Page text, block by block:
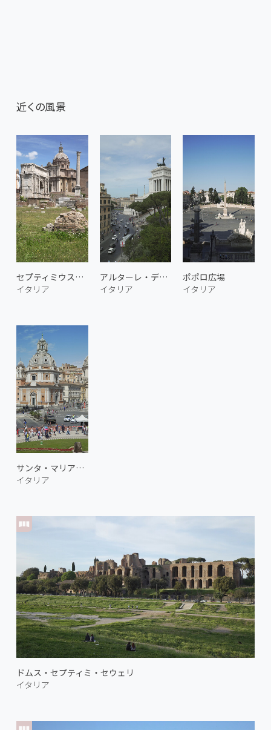
近くの風景
セプティミウス・セウェルスの凱旋門
イタリア
アルターレ・デッラ・パトリア
イタリア
ポポロ広場
イタリア
サンタ・マリア・ディ・ロレート
イタリア
ドムス・セプティミ・セウェリ
イタリア